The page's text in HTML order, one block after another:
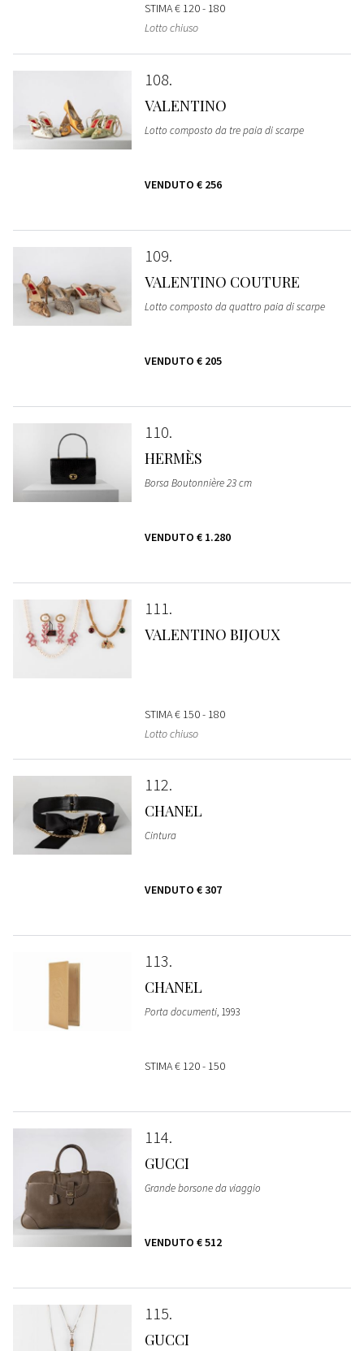
STIMA€ 120 - 180
Lotto chiuso
108
VALENTINO
Lotto composto da tre paia di scarpe
VENDUTO € 256
109
VALENTINO COUTURE
Lotto composto da quattro paia di scarpe
VENDUTO € 205
110
HERMÈS
Borsa Boutonnière 23 cm
VENDUTO € 1.280
111
VALENTINO BIJOUX
STIMA€ 150 - 180
Lotto chiuso
112
CHANEL
Cintura
VENDUTO € 307
113
CHANEL
Porta documenti, 1993
STIMA€ 120 - 150
114
GUCCI
Grande borsone da viaggio
VENDUTO € 512
115
GUCCI